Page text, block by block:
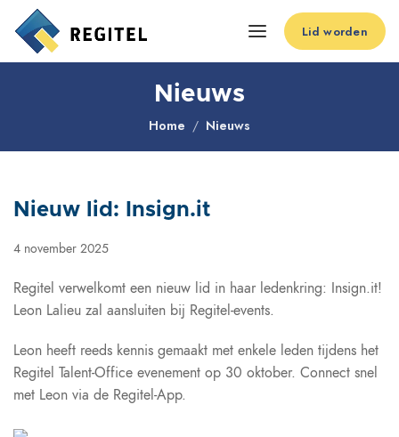
Lid worden
Nieuws
Home Nieuws
Nieuw lid: Insign.it
4 november 2025
Regitel verwelkomt een nieuw lid in haar ledenkring: Insign.it!
Leon Lalieu zal aansluiten bij Regitel-events.
Leon heeft reeds kennis gemaakt met enkele leden tijdens het
Regitel Talent-Office evenement op 30 oktober. Connect snel
met Leon via de Regitel-App.